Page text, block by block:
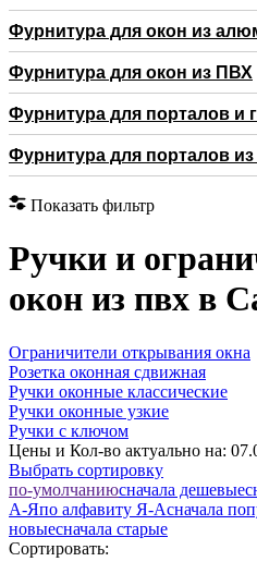
Фурнитура для окон из
Фурнитура для окон из ПВХ
Фурнитура для порталов и
Фурнитура для порталов
Показать фильтр
Ручки и
окон из пвх в
Ограничители открывания окна
Розетка оконная сдвижная
Ручки оконные классические
Ручки оконные узкие
Ручки с ключом
Цены и Кол-во актуально на:
Выбрать сортировку
по-умолчаниюcначала дешевые
А-Япо алфавиту Я-Аcначала
новыеcначала старые
Сортировать: